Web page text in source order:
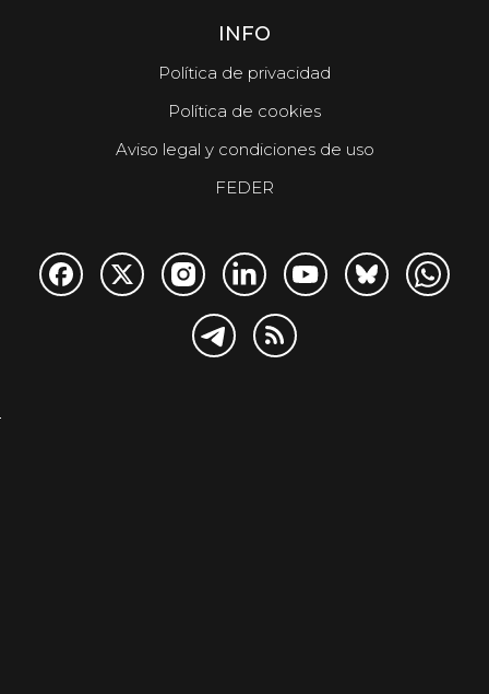
INFO
Política de privacidad
Política de cookies
Aviso legal y condiciones de uso
FEDER